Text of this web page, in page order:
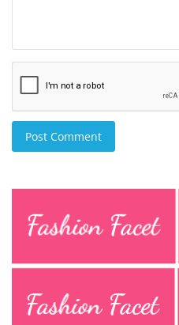
Post Comment